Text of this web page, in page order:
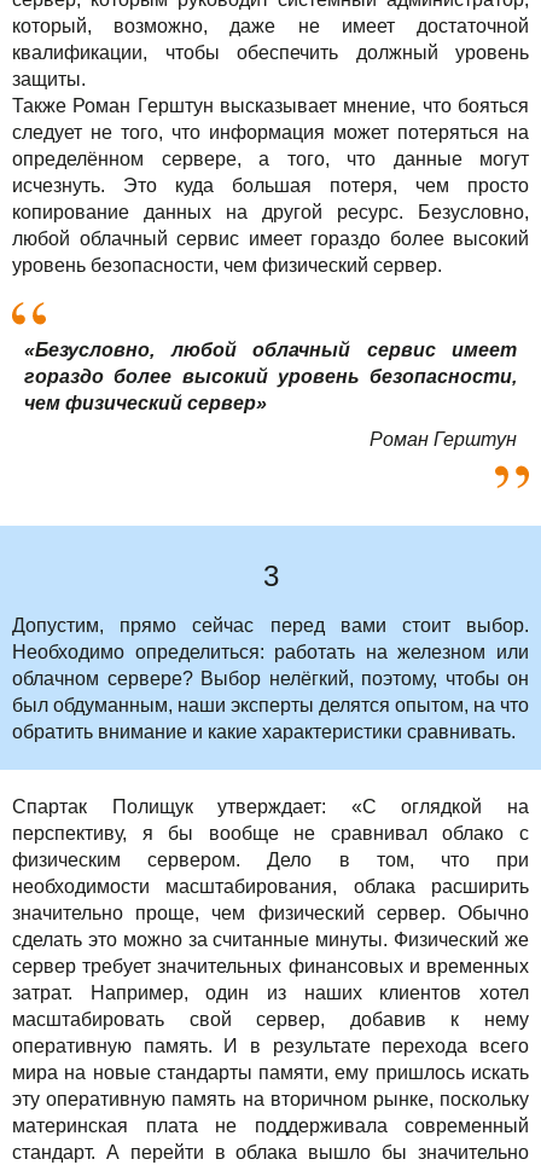
который, возможно, даже не имеет достаточной
квалификации, чтобы обеспечить должный уровень
защиты.
Также Роман Герштун высказывает мнение, что бояться
следует не того, что информация может потеряться на
определённом сервере, а того, что данные могут
исчезнуть. Это куда большая потеря, чем просто
копирование данных на другой ресурс. Безусловно,
любой облачный сервис имеет гораздо более высокий
уровень безопасности, чем физический сервер.
«Безусловно, любой облачный сервис имеет
гораздо более высокий уровень безопасности,
чем физический сервер»
Роман Герштун
3
Допустим, прямо сейчас перед вами стоит выбор.
Необходимо определиться: работать на железном или
облачном сервере? Выбор нелёгкий, поэтому, чтобы он
был обдуманным, наши эксперты делятся опытом, на что
обратить внимание и какие характеристики сравнивать.
Спартак Полищук утверждает: «С оглядкой на
перспективу, я бы вообще не сравнивал облако с
физическим сервером. Дело в том, что при
необходимости масштабирования, облака расширить
значительно проще, чем физический сервер. Обычно
сделать это можно за считанные минуты. Физический же
сервер требует значительных финансовых и временных
затрат. Например, один из наших клиентов хотел
масштабировать свой сервер, добавив к нему
оперативную память. И в результате перехода всего
мира на новые стандарты памяти, ему пришлось искать
эту оперативную память на вторичном рынке, поскольку
материнская плата не поддерживала современный
стандарт. А перейти в облака вышло бы значительно